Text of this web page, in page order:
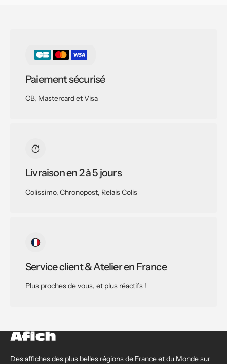
Paiement sécurisé
CB, Mastercard et Visa
Livraison en 2 à 5 jours
Colissimo, Chronopost, Relais Colis
Service client & Atelier en France
Plus proches de vous, et plus réactifs !
Des affiches des plus belles régions de France et du Monde sur